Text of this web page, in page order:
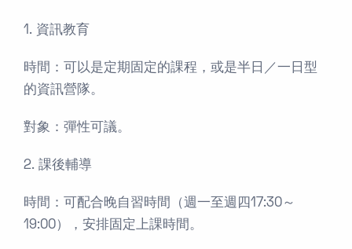
1. 資訊教育
時間：可以是定期固定的課程，或是半日／一日型
的資訊營隊。
對象：彈性可議。
2. 課後輔導
時間：可配合晚自習時間（週一至週四17:30～
19:00），安排固定上課時間。